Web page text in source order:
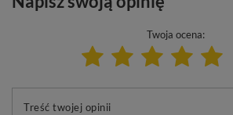
Twoja ocena:
Treść twojej opinii